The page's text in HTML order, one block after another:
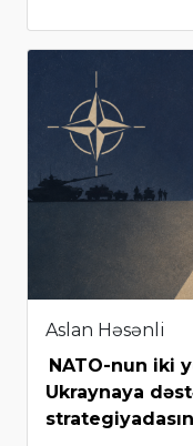
Aslan Həsənli
NATO-nun iki
Ukraynaya